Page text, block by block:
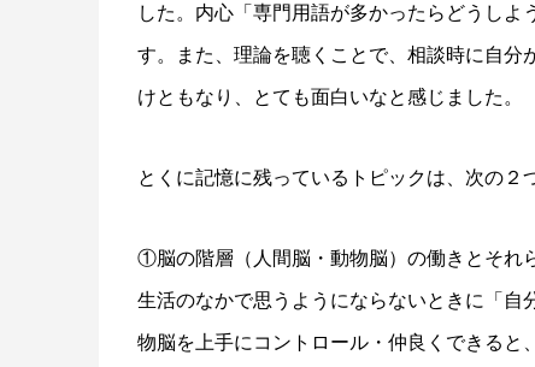
した。内心「専門用語が多かったらどうし
す。また、理論を聴くことで、相談時に自
けともなり、とても面白いなと感じました。
とくに記憶に残っているトピックは、次の２
①脳の階層（人間脳・動物脳）の働きとそれ
生活のなかで思うようにならないときに「自
物脳を上手にコントロール・仲良くできる